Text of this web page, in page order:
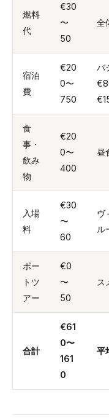
燃料
代
€30
〜
50
全
宿泊
費
€20
0〜
750
バ
食
事・
飲み
物
€20
0〜
400
昼
入場
料
€30
〜
60
ヴ
ル
ボー
トツ
アー
€0
〜
50
ス
合計
€61
0〜
161
0
平